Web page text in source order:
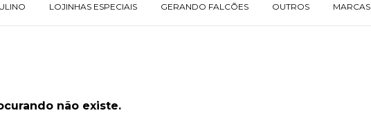
LOJINHAS ESPECIAIS GERANDO FALCÕES OUTROS MARCAS
não existe.